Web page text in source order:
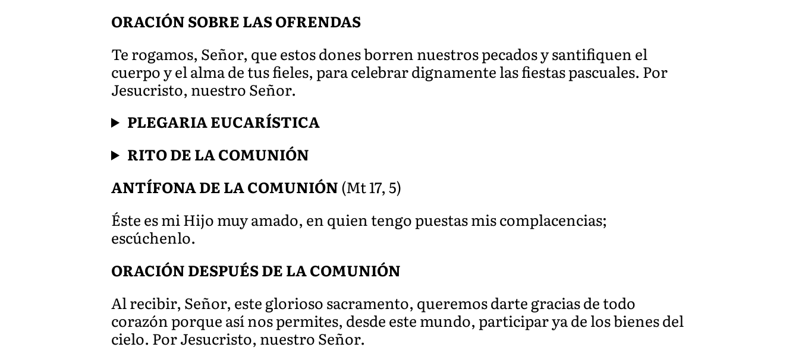
ORACIÓN SOBRE LAS OFRENDAS
Te rogamos, Señor, que estos dones borren nuestros pecados y santifiquen el
cuerpo y el alma de tus fieles, para celebrar dignamente las fiestas pascuales. Por
Jesucristo, nuestro Señor.
PLEGARIA EUCARÍSTICA
RITO DE LA COMUNIÓN
ANTÍFONA DE LA COMUNIÓN(Mt 17, 5)
Éste es mi Hijo muy amado, en quien tengo puestas mis complacencias;
escúchenlo.
ORACIÓN DESPUÉS DE LA COMUNIÓN
Al recibir, Señor, este glorioso sacramento, queremos darte gracias de todo
corazón porque así nos permites, desde este mundo, participar ya de los bienes del
cielo. Por Jesucristo, nuestro Señor.